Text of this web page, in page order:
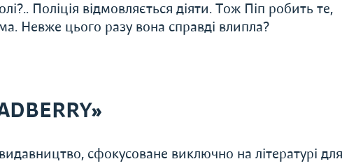
Поліція відмовляється діяти. Тож Піп робить те,
Невже цього разу вона справді влипла?
сфокусоване виключно на літературі для